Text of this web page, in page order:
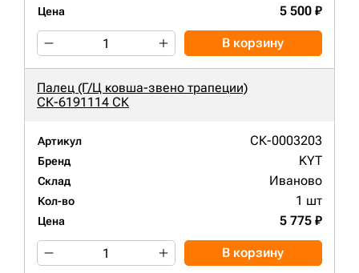
Цена 5 500 ₽
В корзину
Палец (Г/Ц ковша-звено трапеции)
СК-6191114 СК
Артикул СК-0003203
Бренд KYT
Склад Иваново
Кол-во 1 шт
Цена 5 775 ₽
В корзину